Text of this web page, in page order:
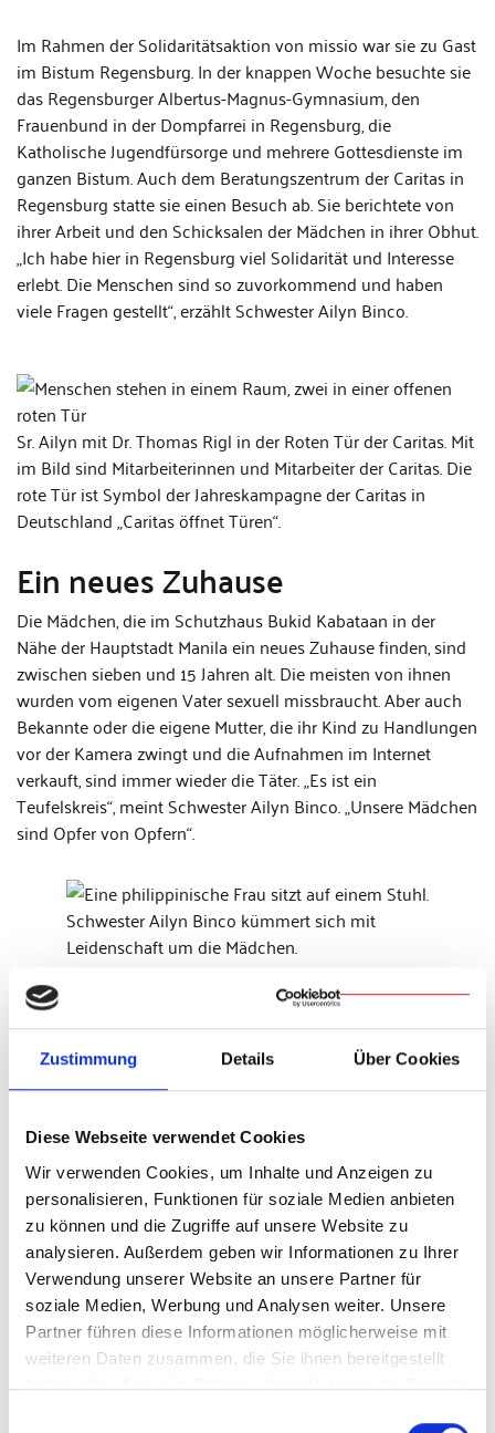
Zustimmung Details Über Cookies
Diese Webseite verwendet Cookies
Wir verwenden Cookies, um Inhalte und Anzeigen zu
personalisieren, Funktionen für soziale Medien anbieten
zu können und die Zugriffe auf unsere Website zu
analysieren. Außerdem geben wir Informationen zu Ihrer
Verwendung unserer Website an unsere Partner für
soziale Medien, Werbung und Analysen weiter. Unsere
Partner führen diese Informationen möglicherweise mit
weiteren Daten zusammen, die Sie ihnen bereitgestellt
haben oder die sie im Rahmen Ihrer Nutzung der Dienste
Im Rahmen der Solidaritätsaktion von missio war sie zu Gast
im Bistum Regensburg. In der knappen Woche besuchte sie
das Regensburger Albertus-Magnus-Gymnasium, den
Frauenbund in der Dompfarrei in Regensburg, die
Katholische Jugendfürsorge und mehrere Gottesdienste im
ganzen Bistum. Auch dem Beratungszentrum der Caritas in
Regensburg statte sie einen Besuch ab. Sie berichtete von
ihrer Arbeit und den Schicksalen der Mädchen in ihrer Obhut.
„Ich habe hier in Regensburg viel Solidarität und Interesse
erlebt. Die Menschen sind so zuvorkommend und haben
viele Fragen gestellt“, erzählt Schwester Ailyn Binco.
Sr. Ailyn mit Dr. Thomas Rigl in der Roten Tür der Caritas. Mit
im Bild sind Mitarbeiterinnen und Mitarbeiter der Caritas. Die
rote Tür ist Symbol der Jahreskampagne der Caritas in
Deutschland „Caritas öffnet Türen“.
Ein neues Zuhause
Die Mädchen, die im Schutzhaus Bukid Kabataan in der
Nähe der Hauptstadt Manila ein neues Zuhause finden, sind
zwischen sieben und 15 Jahren alt. Die meisten von ihnen
wurden vom eigenen Vater sexuell missbraucht. Aber auch
Bekannte oder die eigene Mutter, die ihr Kind zu Handlungen
vor der Kamera zwingt und die Aufnahmen im Internet
verkauft, sind immer wieder die Täter. „Es ist ein
Teufelskreis“, meint Schwester Ailyn Binco. „Unsere Mädchen
sind Opfer von Opfern“.
Schwester Ailyn Binco kümmert sich mit
Leidenschaft um die Mädchen.
In der Regel bleiben die Mädchen fünf Jahre im Schutzhaus.
Das Ziel ist die Reintegration in die Familie, zu Verwandten
oder der Start in ein unabhängiges Leben. Dafür haben die
Ordensschwestern ein Konzept entwickelt. Es basiert auf
dem Grundsatz
Caring, Teaching, Healing
aus den Gesundheitswissenschaften geht es darum, sich in
einem ersten Schritt um die Grundbedürfnisse der
betroffenen Personen zu kümmern. Dazu gehören
beispielsweise Essen, Kleidung oder eine Unterkunft. Im
zweiten Schritt steht formelle und spirituelle Bildung im
Vordergrund. Am Ende sollen die Mädchen heilen. Dabei
helfen ihnen therapeutische und juristische
Unterstützungsangebote.
Früher war Schwester Ailyn Binco Sozialarbeiterin bei der